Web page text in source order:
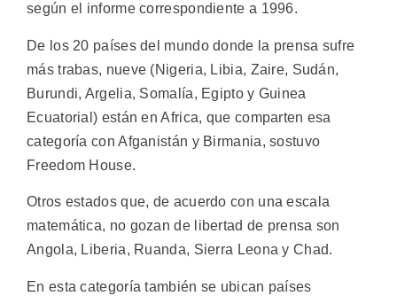
según el informe correspondiente a 1996.
De los 20 países del mundo donde la prensa sufre
más trabas, nueve (Nigeria, Libia, Zaire, Sudán,
Burundi, Argelia, Somalía, Egipto y Guinea
Ecuatorial) están en Africa, que comparten esa
categoría con Afganistán y Birmania, sostuvo
Freedom House.
Otros estados que, de acuerdo con una escala
matemática, no gozan de libertad de prensa son
Angola, Liberia, Ruanda, Sierra Leona y Chad.
En esta categoría también se ubican países